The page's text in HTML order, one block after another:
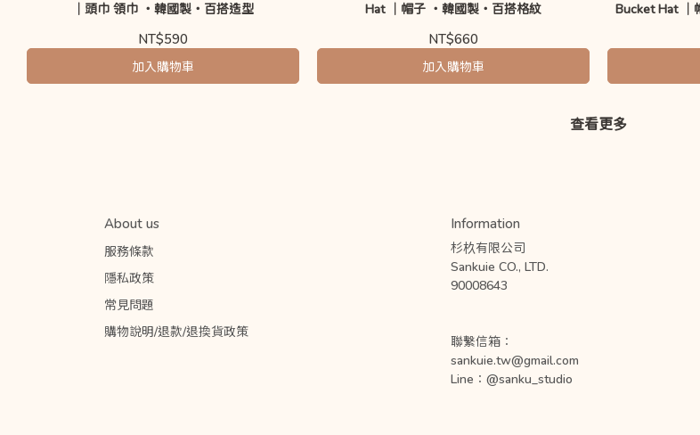
｜頭巾 領巾 ・韓國製・百搭造型
NT$590
加入購物車
Hat ｜帽子 ・韓國製・百搭格紋
NT$660
加入購物車
Bucket Hat ｜
查看更多
About us
服務條款
隱私政策
常見問題
購物說明/退款/退換貨政策
Information
杉杦有限公司
Sankuie CO., LTD.
90008643
聯繫信箱：
sankuie.tw@gmail.com
Line：@sanku_studio